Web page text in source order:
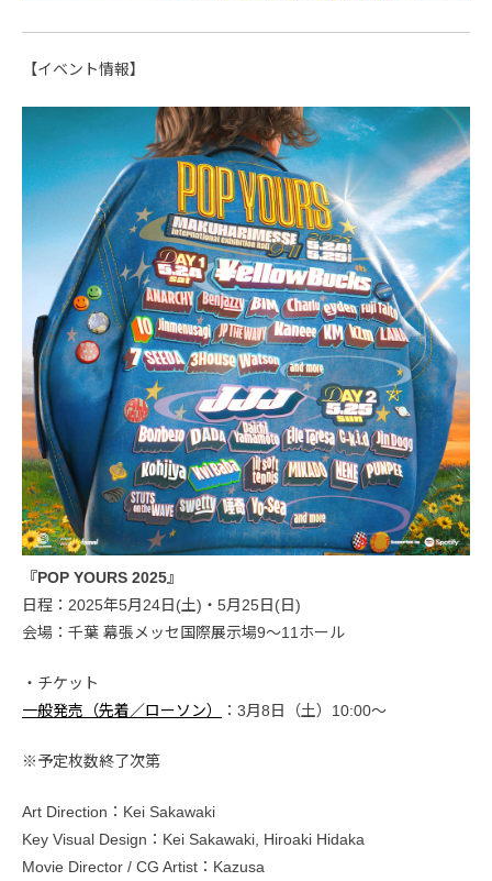
【イベント情報】
『POP YOURS 2025』
日程：2025年5月24日(土)・5月25日(日)
会場：千葉 幕張メッセ国際展示場9〜11ホール
・チケット
一般発売（先着／ローソン）
：3月8日（土）10:00〜
※予定枚数終了次第
Art Direction：Kei Sakawaki
Key Visual Design：Kei Sakawaki, Hiroaki Hidaka
Movie Director / CG Artist：Kazusa